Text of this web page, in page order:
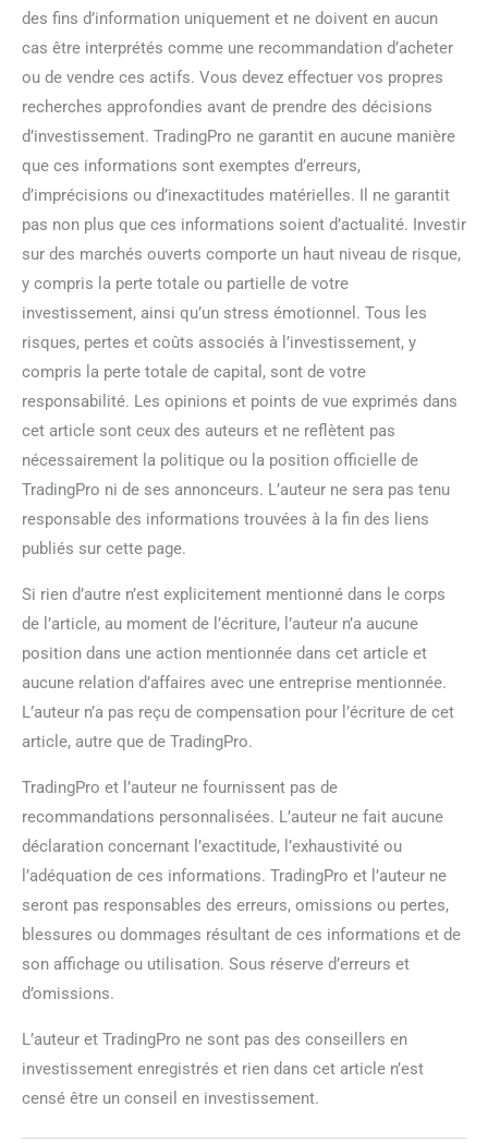
des fins d’information uniquement et ne doivent en aucun
cas être interprétés comme une recommandation d’acheter
ou de vendre ces actifs. Vous devez effectuer vos propres
recherches approfondies avant de prendre des décisions
d’investissement. TradingPro ne garantit en aucune manière
que ces informations sont exemptes d’erreurs,
d’imprécisions ou d’inexactitudes matérielles. Il ne garantit
pas non plus que ces informations soient d’actualité. Investir
sur des marchés ouverts comporte un haut niveau de risque,
y compris la perte totale ou partielle de votre
investissement, ainsi qu’un stress émotionnel. Tous les
risques, pertes et coûts associés à l’investissement, y
compris la perte totale de capital, sont de votre
responsabilité. Les opinions et points de vue exprimés dans
cet article sont ceux des auteurs et ne reflètent pas
nécessairement la politique ou la position officielle de
TradingPro ni de ses annonceurs. L’auteur ne sera pas tenu
responsable des informations trouvées à la fin des liens
publiés sur cette page.
Si rien d’autre n’est explicitement mentionné dans le corps
de l’article, au moment de l’écriture, l’auteur n’a aucune
position dans une action mentionnée dans cet article et
aucune relation d’affaires avec une entreprise mentionnée.
L’auteur n’a pas reçu de compensation pour l’écriture de cet
article, autre que de TradingPro.
TradingPro et l’auteur ne fournissent pas de
recommandations personnalisées. L’auteur ne fait aucune
déclaration concernant l’exactitude, l’exhaustivité ou
l’adéquation de ces informations. TradingPro et l’auteur ne
seront pas responsables des erreurs, omissions ou pertes,
blessures ou dommages résultant de ces informations et de
son affichage ou utilisation. Sous réserve d’erreurs et
d’omissions.
L’auteur et TradingPro ne sont pas des conseillers en
investissement enregistrés et rien dans cet article n’est
censé être un conseil en investissement.